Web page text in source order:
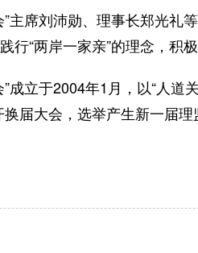
席刘沛勋、理事长郑光礼
行“两岸一家亲”的理念，积
立于2004年1月，以“人道
换届大会，选举产生新一届